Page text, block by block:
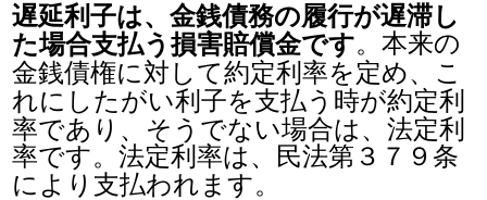
遅延利子は、金銭債務の履行が遅滞し
た場合支払う損害賠償金です。本来の
金銭債権に対して約定利率を定め、こ
れにしたがい利子を支払う時が約定利
率であり、そうでない場合は、法定利
率です。法定利率は、民法第３７９条
により支払われます。